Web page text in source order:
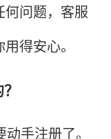
问题，客服
得安心。
手注册了。